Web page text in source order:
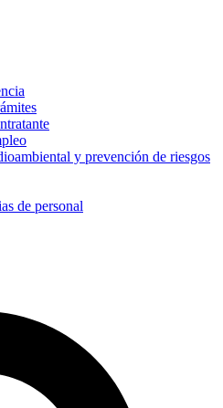
y prevención de riesgos
de personal